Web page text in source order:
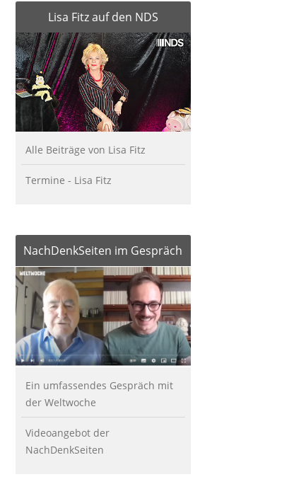
Lisa Fitz auf den NDS
Alle Beiträge von Lisa Fitz
Termine - Lisa Fitz
NachDenkSeiten im Gespräch
Ein umfassendes Gespräch mit
der Weltwoche
Videoangebot der
NachDenkSeiten